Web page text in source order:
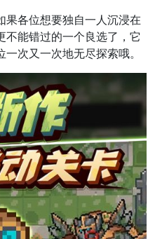
果各位想要独自一人沉浸在
能错过的一个良选了，它
次又一次地无尽探索哦。